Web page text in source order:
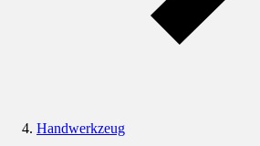
Handwerkzeug